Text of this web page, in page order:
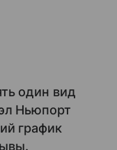
один вид
Ньюпорт
график